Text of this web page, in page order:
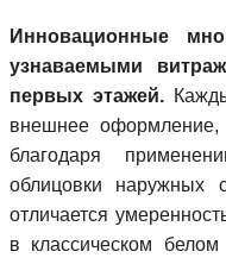
Инновационные
узнаваемыми
первых этажей.
внешнее оформление,
благодаря
облицовки наружных
отличается
в классическом